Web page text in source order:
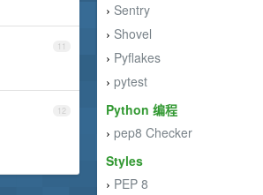
› Sentry
› Shovel
› Pyflakes
› pytest
Python 编程
› pep8 Checker
Styles
› PEP 8
11
12